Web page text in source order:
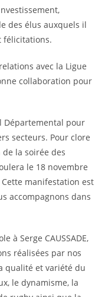
des élus auxquels il
félicitations.
avec la Ligue
collaboration pour
Départemental pour
secteurs. Pour clore
la soirée des
le 18 novembre
manifestation est
accompagnons dans
à Serge CAUSSADE,
réalisées par nos
qualité et variété du
le dynamisme, la